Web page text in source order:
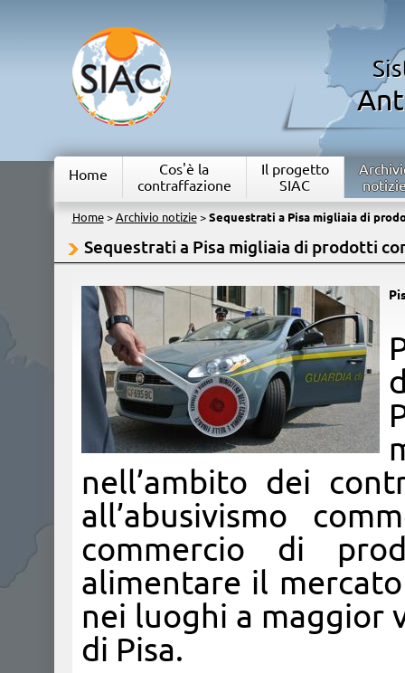
Home
Cos'è la
contraffazione
Il progetto
SIAC
Home> Archivio notizie> Sequestrati a Pisa migliaia di
Sequestrati a Pisa migliaia di prodotti
nell’ambito dei
all’abusivismo
commercio di
alimentare il
nei luoghi a maggior
di Pisa.